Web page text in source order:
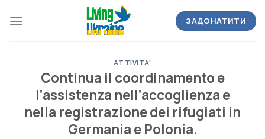
ЗАДОНАТИТИ
ATTIVITA'
Continua il coordinamento e
l’assistenza nell’accoglienza e
nella registrazione dei rifugiati in
Germania e Polonia.